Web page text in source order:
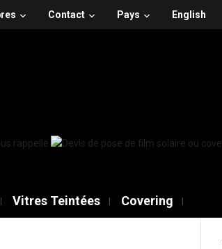
Contact Pays English
Vitres Teintées Covering